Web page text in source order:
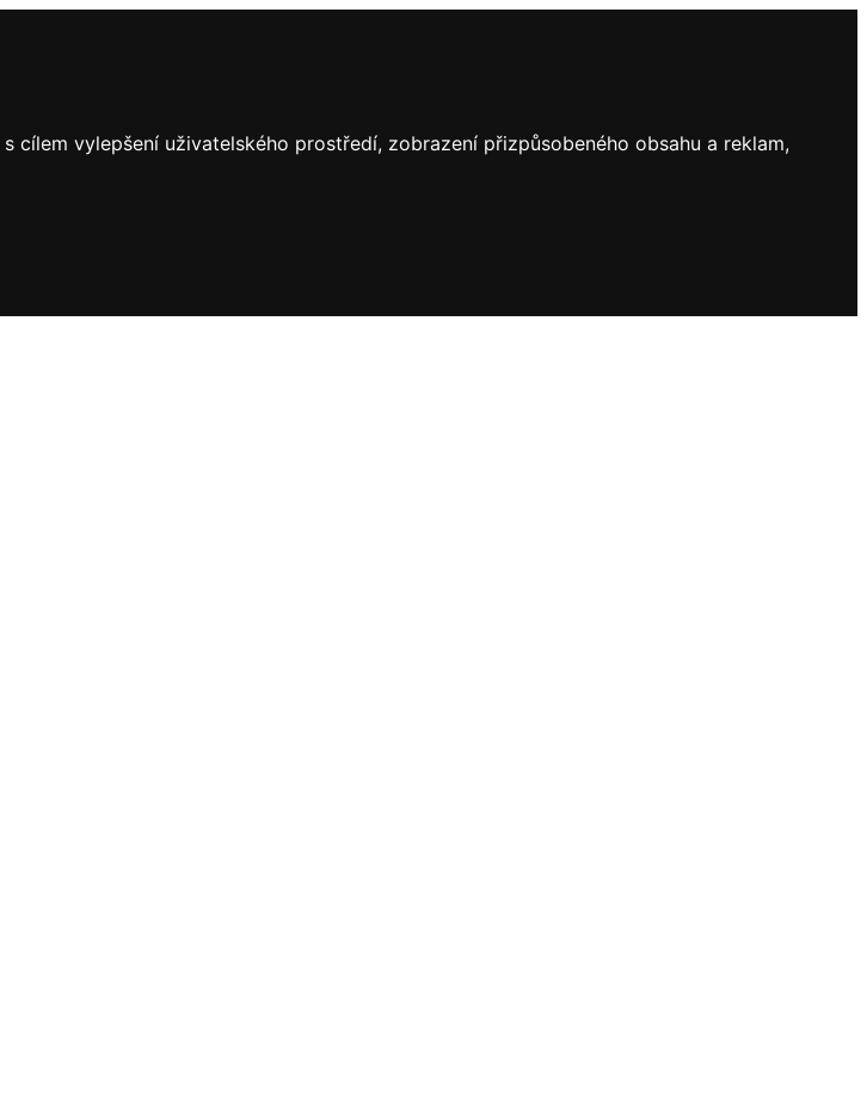
vylepšení uživatelského prostředí, zobrazení přizpůsobeného obsahu a reklam,